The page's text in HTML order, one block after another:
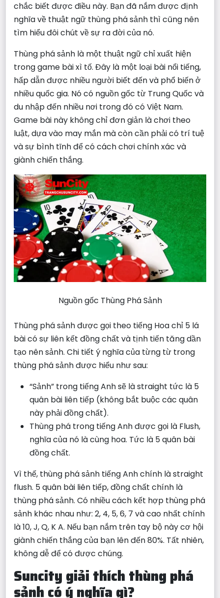
chắc biết được điều này. Bạn đã nắm được định
nghĩa về thuật ngữ thùng phá sảnh thì cũng nên
tìm hiểu đôi chút về sự ra đời của nó.
Thùng phá sảnh là một thuật ngữ chỉ xuất hiện
trong game bài xì tố. Đây là một loại bài nổi tiếng,
hấp dẫn được nhiều người biết đến và phổ biến ở
nhiều quốc gia. Nó có nguồn gốc từ Trung Quốc và
du nhập đến nhiều nơi trong đó có Việt Nam.
Game bài này không chỉ đơn giản là chơi theo
luật, dựa vào may mắn mà còn cần phải có trí tuệ
và sự bình tĩnh để có cách chơi chính xác và
giành chiến thắng.
Nguồn gốc Thùng Phá Sảnh
Thùng phá sảnh được gọi theo tiếng Hoa chỉ 5 lá
bài có sự liên kết đồng chất và tịnh tiến tăng dần
tạo nên sảnh. Chi tiết ý nghĩa của từng từ trong
thùng phá sảnh được hiểu như sau:
“Sảnh” trong tiếng Anh sẽ là straight tức là 5
quân bài liên tiếp (không bắt buộc các quân
này phải đồng chất).
Thùng phá trong tiếng Anh được gọi là Flush,
nghĩa của nó là cùng hoa. Tức là 5 quân bài
đồng chất.
Vì thế, thùng phá sảnh tiếng Anh chính là straight
flush. 5 quân bài liên tiếp, đồng chất chính là
thùng phá sảnh. Có nhiều cách kết hợp thùng phá
sảnh khác nhau như: 2, 4, 5, 6, 7 và cao nhất chính
là 10, J, Q, K A. Nếu bạn nắm trên tay bộ này cơ hội
giành chiến thắng của bạn lên đến 80%. Tất nhiên,
không dễ để có được chúng.
Suncity giải thích thùng phá
sảnh có ý nghĩa gì?